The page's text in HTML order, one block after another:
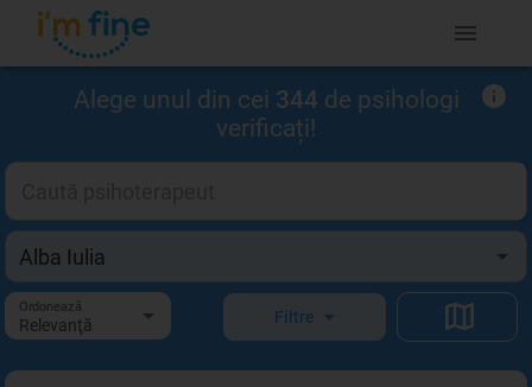
Alege unul din cei 344 de psihologi
verificați!
Ordonează
Relevanţă Filtre